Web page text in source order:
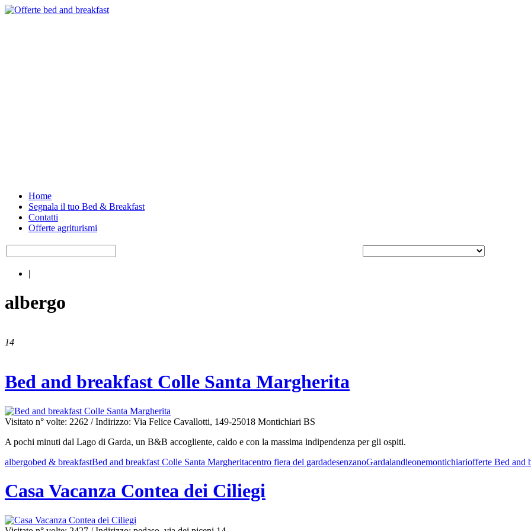
Home
Segnala il tuo Bed & Breakfast
Contatti
Offerte agriturismi
|
albergo
14
Bed and breakfast Colle Santa Margherita
Visitato n° volte: 2262 / Indirizzo: Via Felice Cavallotti, 149-25018 Montichiari BS
A pochi minuti dal Lago di Garda, un B&B accogliente, caldo e con la massima indipendenza per gli ospiti.
albergobed & breakfastBed and breakfast Colle Santa Margheritacentro fiera del gardadesenzanoGardalandleonemontichiariofferte Bed and
Casa Vacanza Contea dei Ciliegi